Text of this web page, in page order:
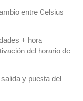
entre Celsius
+ hora
del horario de
y puesta del